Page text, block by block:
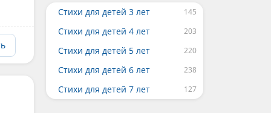
Стихи для детей 3 лет
Стихи для детей 4 лет
Стихи для детей 5 лет
Стихи для детей 6 лет
Стихи для детей 7 лет